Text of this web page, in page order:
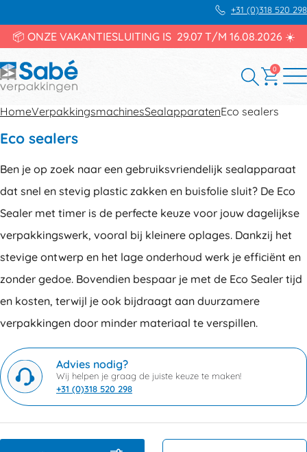
+31 (0)318 520 298
📦 ONZE VAKANTIESLUITING IS 29.07 T/M 16.08.2026 ☀️
0
HomeVerpakkingsmachinesSealapparatenEco sealers
Eco sealers
Ben je op zoek naar een gebruiksvriendelijk sealapparaat
dat snel en stevig plastic zakken en buisfolie sluit? De Eco
Sealer met timer is de perfecte keuze voor jouw dagelijkse
verpakkingswerk, vooral bij kleinere oplages. Dankzij het
stevige ontwerp en het lage onderhoud werk je efficiënt en
zonder gedoe. Bovendien bespaar je met de Eco Sealer tijd
en kosten, terwijl je ook bijdraagt aan duurzamere
verpakkingen door minder materiaal te verspillen.
Advies nodig?
Wij helpen je graag de juiste keuze te maken!
+31 (0)318 520 298